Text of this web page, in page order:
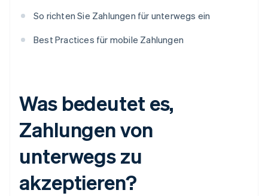
So richten Sie Zahlungen für unterwegs ein
Best Practices für mobile Zahlungen
Was bedeutet es,
Zahlungen von
unterwegs zu
akzeptieren?